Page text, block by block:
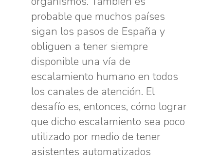
probable que muchos países
sigan los pasos de España y
obliguen a tener siempre
disponible una vía de
escalamiento humano en todos
los canales de atención. El
desafío es, entonces, cómo lograr
que dicho escalamiento sea poco
utilizado por medio de tener
asistentes automatizados